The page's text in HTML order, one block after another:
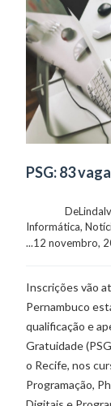
PSG: 83
Informática,
...12 novembro,
Inscrições vão
Pernambuco
qualificação e
Gratuidade
o Recife, nos
Programação,